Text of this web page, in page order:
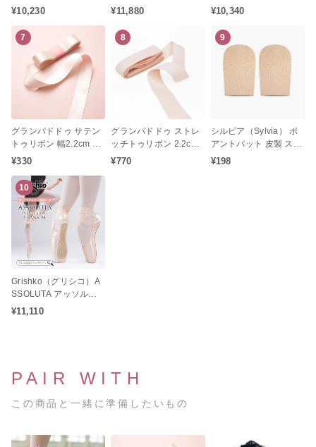
オポアント トゥシュー
¥10,230
ューズ バレエ（消音加
工 / シャンクM / ミディ
アムシャンク）
¥11,880
ポアント トゥシューズ
バレエ（シャンクM / ミ
ディアムシャンク）
¥10,340
7
グランパドドゥ サテン
トゥリボン 幅2.2cm 長
さ250cm（1足分）
¥330
8
グランパドドゥ ストレ
ッチトゥリボン 2.2cm
幅 1足分 タイツに馴染
¥770
9
シルビア（Sylvia） ポ
アントパット 皮製 スエ
ード ポアントパット キ
¥198
10
Grishko（グリシコ）A
SSOLUTA アッソルー
タ トゥシューズ バレエ
¥11,110
PAIR WITH
この商品と一緒に準備したいもの